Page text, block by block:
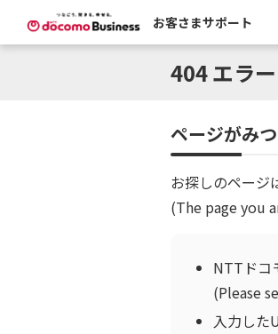
お客さまサポート
404 エラ
ページがみ
お探しのページ
(The page you
NTTドコ
(Please
入力した